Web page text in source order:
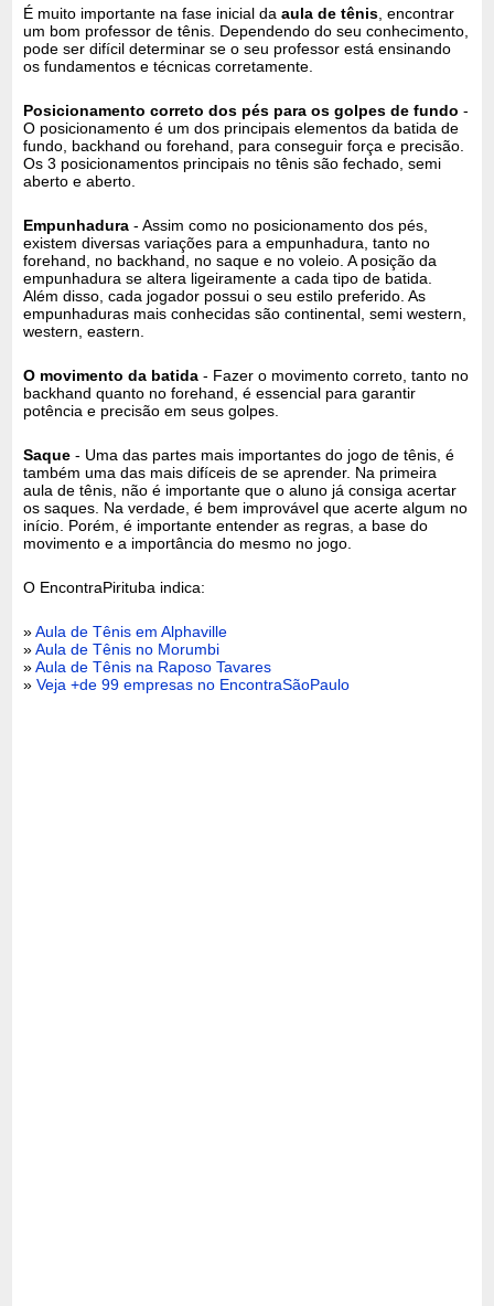
É muito importante na fase inicial daaula de tênis , encontrar
um bom professor de tênis. Dependendo do seu conhecimento,
pode ser difícil determinar se o seu professor está ensinando
os fundamentos e técnicas corretamente.
Posicionamento correto dos pés para os golpes de fundo -
O posicionamento é um dos principais elementos da batida de
fundo, backhand ou forehand, para conseguir força e precisão.
Os 3 posicionamentos principais no tênis são fechado, semi
aberto e aberto.
Empunhadura - Assim como no posicionamento dos pés,
existem diversas variações para a empunhadura, tanto no
forehand, no backhand, no saque e no voleio. A posição da
empunhadura se altera ligeiramente a cada tipo de batida.
Além disso, cada jogador possui o seu estilo preferido. As
empunhaduras mais conhecidas são continental, semi western,
western, eastern.
O movimento da batida - Fazer o movimento correto, tanto no
backhand quanto no forehand, é essencial para garantir
potência e precisão em seus golpes.
Saque - Uma das partes mais importantes do jogo de tênis, é
também uma das mais difíceis de se aprender. Na primeira
aula de tênis, não é importante que o aluno já consiga acertar
os saques. Na verdade, é bem improvável que acerte algum no
início. Porém, é importante entender as regras, a base do
movimento e a importância do mesmo no jogo.
O EncontraPirituba indica:
»Aula de Tênis em Alphaville
»Aula de Tênis no Morumbi
»Aula de Tênis na Raposo Tavares
»Veja +de 99 empresas no EncontraSãoPaulo